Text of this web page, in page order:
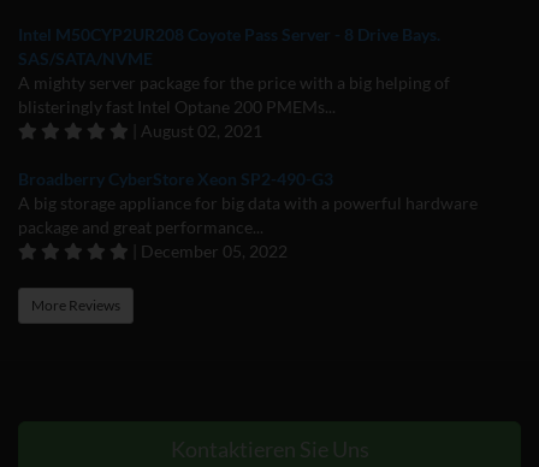
Intel M50CYP2UR208 Coyote Pass Server - 8 Drive Bays.
SAS/SATA/NVME
A mighty server package for the price with a big helping of
blisteringly fast Intel Optane 200 PMEMs...
| August 02, 2021
Broadberry CyberStore Xeon SP2-490-G3
A big storage appliance for big data with a powerful hardware
package and great performance...
| December 05, 2022
More Reviews